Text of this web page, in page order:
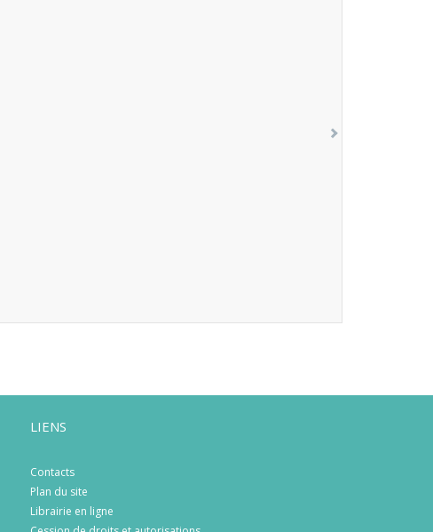
LIENS
Contacts
Plan du site
Librairie en ligne